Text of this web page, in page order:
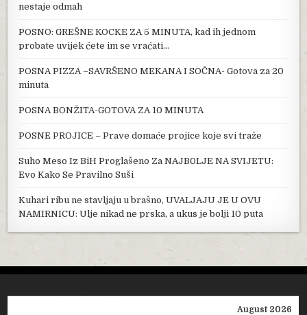
nestaje odmah
POSNO: GREŠNE KOCKE ZA 5 MINUTA, kad ih jednom
probate uvijek ćete im se vraćati…
POSNA PIZZA –SAVRŠENO MEKANA I SOČNA- Gotova za 20
minuta
POSNA BONŽITA-GOTOVA ZA 10 MINUTA
POSNE PROJICE – Prave domaće projice koje svi traže
Suho Meso Iz BiH Proglašeno Za NAJB0LJE NA SVIJETU:
Evo Kako Se Pravilno Suši
Kuhari ribu ne stavljaju u brašno, UVALJAJU JE U OVU
NAMIRNICU: Ulje nikad ne prska, a ukus je bolji 10 puta
August 2026